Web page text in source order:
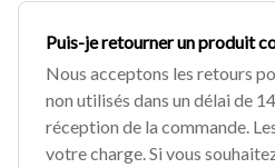
Puis-je retourner un produit
Nous acceptons les retours
non utilisés dans un délai de
réception de la commande.
votre charge. Si vous